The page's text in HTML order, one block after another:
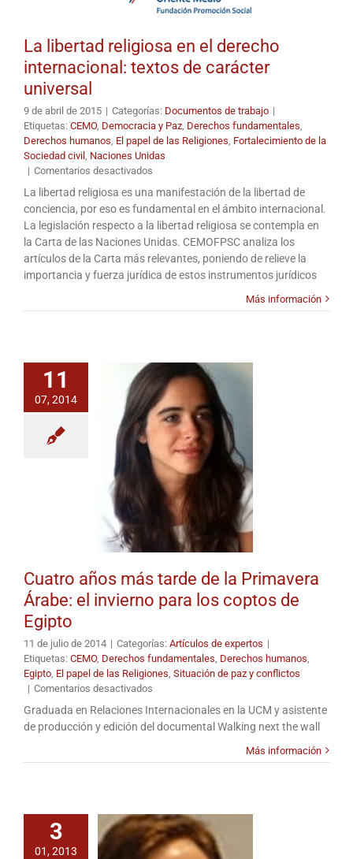
La libertad religiosa en el derecho
internacional: textos de carácter
universal
9 de abril de 2015 | Categorías: Documentos de trabajo |
Etiquetas: CEMO, Democracia y Paz Derechos fundamentales
Derechos humanos El papel de las Religiones Fortalecimiento de la
Sociedad civil
Naciones Unidas
| Comentarios desactivados
libertad
religiosa
en
el
derecho
internacional:
La libertad religiosa es una manifestación de la libertad de
conciencia, por eso es fundamental en el ámbito internacional.
La legislación respecto a la libertad religiosa se contempla en
la Carta de las Naciones Unidas. CEMOFPSC analiza los
artículos de la Carta más relevantes, poniendo de relieve la
importancia y fuerza jurídica de estos instrumentos jurídicos
Más información
11
07, 2014
Cuatro años más tarde de la Primavera
Árabe: el invierno para los coptos de
Egipto
11 de julio de 2014 | Categorías: Artículos de expertos |
Etiquetas: CEMO, Derechos fundamentales Derechos humanos
Egipto El papel de las Religiones Situación de paz y conflictos
| Comentarios desactivados
años
más
de
el
invierno
para
Graduada en Relaciones Internacionales en la UCM y asistente
de producción y edición del documental Walking next the wall
Más información
3
01, 2013